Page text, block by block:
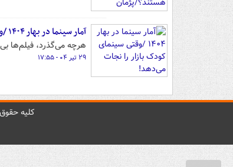
آمار سینما در بهار ۱۴۰۴ /وقتی سینمای کودک بازار را نجات می‌دهد!
هرچه می‌گذرد، فیلم‌ها
۲۹ تیر ۰۴ - ۱۷:۵۵
کليه